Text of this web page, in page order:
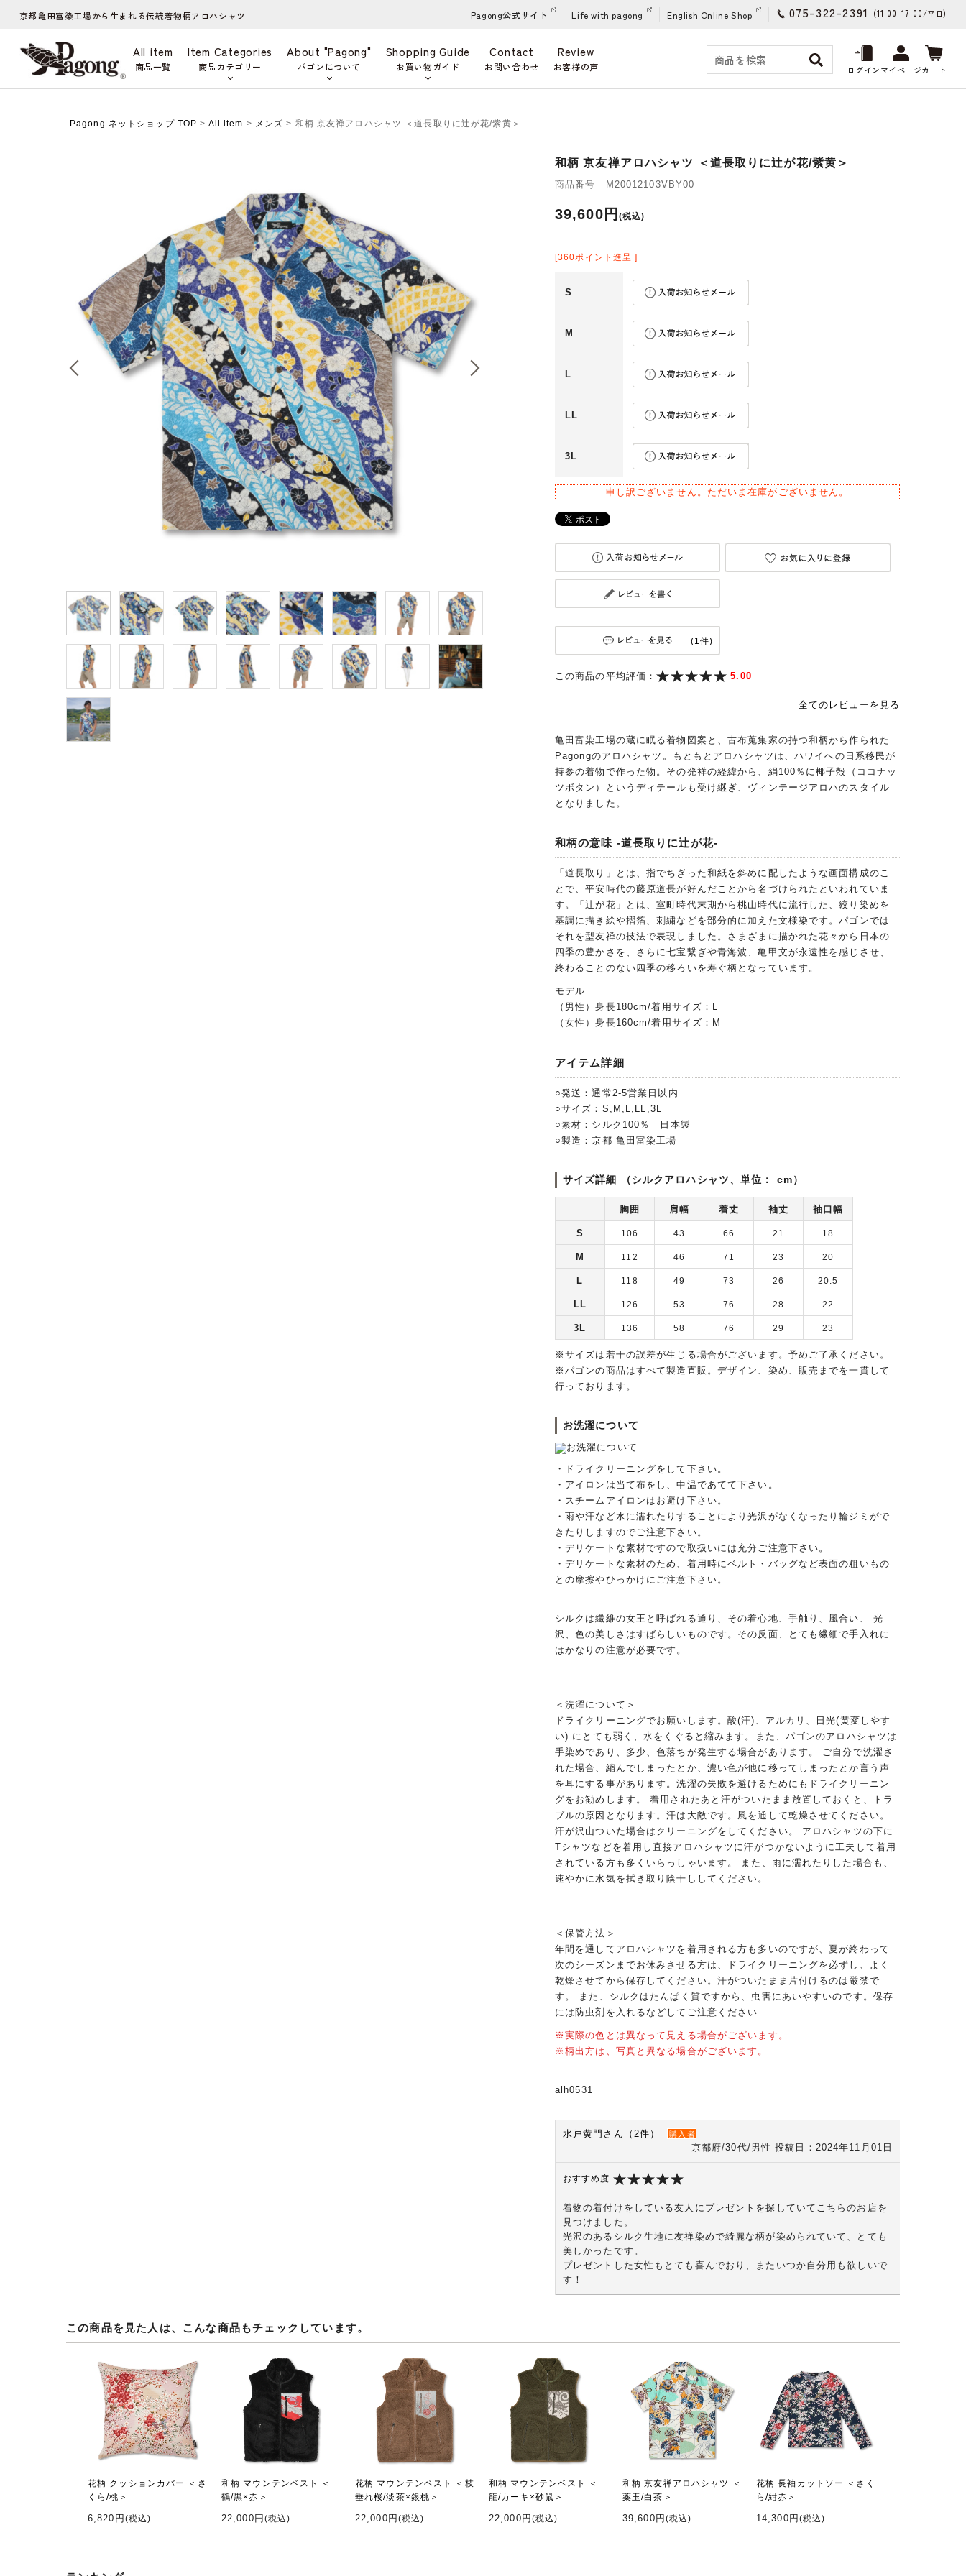
京都亀田富染工場から生まれる伝統着物柄アロハシャツ Pagong公式サイト Life with pagong English Online Shop 075-322-2391 (11:00-17:00/平日)
All item
商品一覧
Item Categories
商品カテゴリー
About "Pagong"
パゴンについて
Shopping Guide
お買い物ガイド
Contact
お問い合わせ
Review
お客様の声 ログインマイページカート
Pagong ネットショップ TOP > All item > メンズ > 和柄 京友禅アロハシャツ ＜道長取りに辻が花/紫黄＞
和柄 京友禅アロハシャツ ＜道長取りに辻が花/紫黄＞
商品番号 M20012103VBY00
39,600円 (税込)
[360ポイント進呈 ]
S
M
L
LL
3L
申し訳ございません。ただいま在庫がございません。
(1件)
この商品の平均評価： 5.00
全てのレビューを見る
亀田富染工場の蔵に眠る着物図案と、古布蒐集家の持つ和柄から作られた
Pagongのアロハシャツ。もともとアロハシャツは、ハワイへの日系移民が
持参の着物で作った物。その発祥の経緯から、絹100％に椰子殻（ココナッ
ツボタン）というディテールも受け継ぎ、ヴィンテージアロハのスタイル
となりました。
和柄の意味 -道長取りに辻が花-
「道長取り」とは、指でちぎった和紙を斜めに配したような画面構成のこ
とで、平安時代の藤原道長が好んだことから名づけられたといわれていま
す。「辻が花」とは、室町時代末期から桃山時代に流行した、絞り染めを
基調に描き絵や摺箔、刺繍などを部分的に加えた文様染です。パゴンでは
それを型友禅の技法で表現しました。さまざまに描かれた花々から日本の
四季の豊かさを、さらに七宝繋ぎや青海波、亀甲文が永遠性を感じさせ、
終わることのない四季の移ろいを寿ぐ柄となっています。
モデル
（男性）身長180cm/着用サイズ：L
（女性）身長160cm/着用サイズ：M
アイテム詳細
○発送：通常2-5営業日以内
○サイズ：S,M,L,LL,3L
○素材：シルク100％ 日本製
○製造：京都 亀田富染工場
サイズ詳細 （シルクアロハシャツ、単位： cm）
胸囲 肩幅 着丈 袖丈 袖口幅
S 106 43 66 21 18
M 112 46 71 23 20
L 118 49 73 26 20.5
LL 126 53 76 28 22
3L 136 58 76 29 23
※サイズは若干の誤差が生じる場合がございます。予めご了承ください。
※パゴンの商品はすべて製造直販。デザイン、染め、販売までを一貫して
行っております。
お洗濯について
・ドライクリーニングをして下さい。
・アイロンは当て布をし、中温であてて下さい。
・スチームアイロンはお避け下さい。
・雨や汗など水に濡れたりすることにより光沢がなくなったり輪ジミがで
きたりしますのでご注意下さい。
・デリケートな素材ですので取扱いには充分ご注意下さい。
・デリケートな素材のため、着用時にベルト・バッグなど表面の粗いもの
との摩擦やひっかけにご注意下さい。
シルクは繊維の女王と呼ばれる通り、その着心地、手触り、風合い、 光
沢、色の美しさはすばらしいものです。その反面、とても繊細で手入れに
はかなりの注意が必要です。
＜洗濯について＞
ドライクリーニングでお願いします。酸(汗)、アルカリ、日光(黄変しやす
い) にとても弱く、水をくぐると縮みます。また、パゴンのアロハシャツは
手染めであり、多少、色落ちが発生する場合があります。 ご自分で洗濯さ
れた場合、縮んでしまったとか、濃い色が他に移ってしまったとか言う声
を耳にする事があります。洗濯の失敗を避けるためにもドライクリーニン
グをお勧めします。 着用されたあと汗がついたまま放置しておくと、トラ
ブルの原因となります。汗は大敵です。風を通して乾燥させてください。
汗が沢山ついた場合はクリーニングをしてください。 アロハシャツの下に
Tシャツなどを着用し直接アロハシャツに汗がつかないように工夫して着用
されている方も多くいらっしゃいます。 また、雨に濡れたりした場合も、
速やかに水気を拭き取り陰干ししてください。
＜保管方法＞
年間を通してアロハシャツを着用される方も多いのですが、夏が終わって
次のシーズンまでお休みさせる方は、ドライクリーニングを必ずし、よく
乾燥させてから保存してください。汗がついたまま片付けるのは厳禁で
す。 また、シルクはたんぱく質ですから、虫害にあいやすいのです。保存
には防虫剤を入れるなどしてご注意ください
※実際の色とは異なって見える場合がございます。
※柄出方は、写真と異なる場合がございます。
alh0531
水戸黄門さん（2件） 購入者
京都府/30代/男性 投稿日：2024年11月01日
おすすめ度
着物の着付けをしている友人にプレゼントを探していてこちらのお店を
見つけました。
光沢のあるシルク生地に友禅染めで綺麗な柄が染められていて、とても
美しかったです。
プレゼントした女性もとても喜んでおり、またいつか自分用も欲しいで
す！
この商品を見た人は、こんな商品もチェックしています。
花柄 クッションカバー ＜さ
くら/桃＞
6,820円 (税込)
和柄 マウンテンベスト ＜
鶴/黒×赤＞
22,000円 (税込)
花柄 マウンテンベスト ＜枝
垂れ桜/淡茶×銀桃＞
22,000円 (税込)
和柄 マウンテンベスト ＜
龍/カーキ×砂鼠＞
22,000円 (税込)
和柄 京友禅アロハシャツ ＜
薬玉/白茶＞
39,600円 (税込)
花柄 長袖カットソー ＜さく
ら/紺赤＞
14,300円 (税込)